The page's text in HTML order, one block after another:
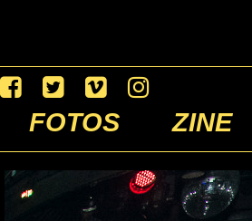
FOTOS ZINE